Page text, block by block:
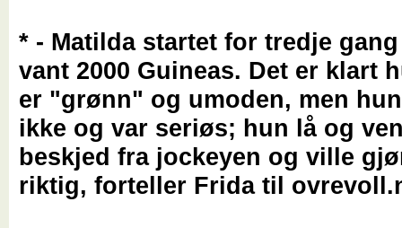
* - Matilda startet for tredje
vant 2000 Guineas. Det er klart
er "grønn" og umoden, men
ikke og var seriøs; hun lå og
beskjed fra jockeyen og ville
riktig, forteller Frida til